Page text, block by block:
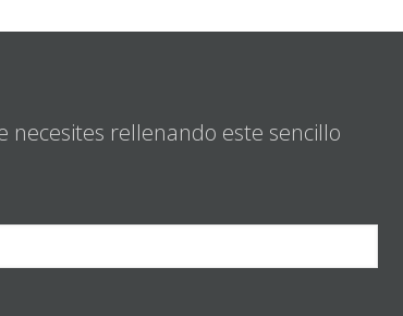
rellenando este sencillo